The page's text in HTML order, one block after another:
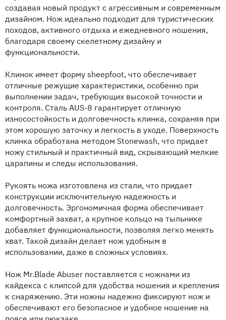
создавая новый продукт с агрессивным и современным
дизайном. Нож идеально подходит для туристических
походов, активного отдыха и ежедневного ношения,
благодаря своему скелетному дизайну и
функциональности.
Клинок имеет форму sheepfoot, что обеспечивает
отличные режущие характеристики, особенно при
выполнении задач, требующих высокой точности и
контроля. Сталь AUS-8 гарантирует отличную
износостойкость и долговечность клинка, сохраняя при
этом хорошую заточку и легкость в уходе. Поверхность
клинка обработана методом Stonewash, что придает
ножу стильный и практичный вид, скрывающий мелкие
царапины и следы использования.
Рукоять ножа изготовлена из стали, что придает
конструкции исключительную надежность и
долговечность. Эргономичная форма обеспечивает
комфортный захват, а крупное кольцо на тыльнике
добавляет функциональности, позволяя легко менять
хват. Такой дизайн делает нож удобным в
использовании, даже в сложных условиях.
Нож Mr.Blade Abuser поставляется с ножнами из
кайдекса с клипсой для удобства ношения и крепления
к снаряжению. Эти ножны надежно фиксируют нож и
обеспечивают его безопасное и удобное ношение на